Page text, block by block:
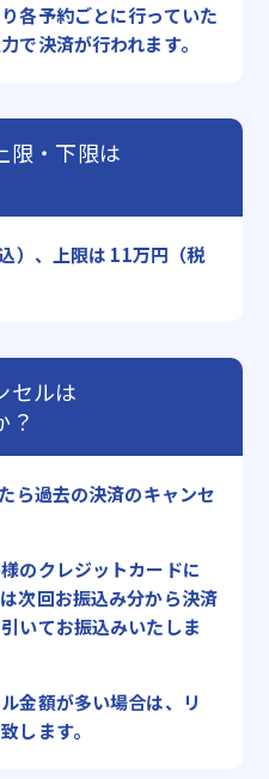
各予約ごとに行っていた
で決済が行われます。
限・下限は
）、上限は 11万円（税
セルは
？
ら過去の決済のキャンセ
のクレジットカードに
次回お振込み分から決済
いてお振込みいたしま
金額が多い場合は、リ
します。